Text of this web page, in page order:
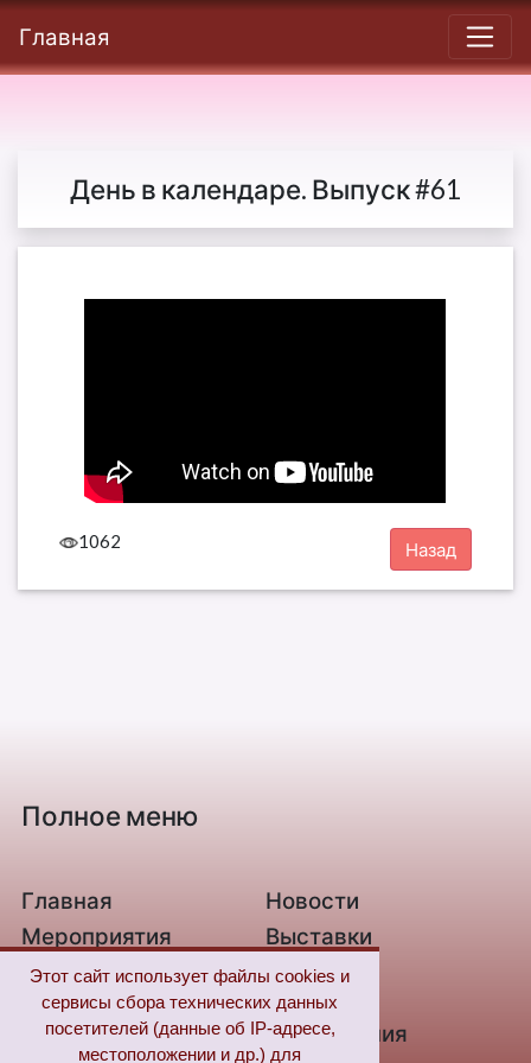
Главная
День в календаре. Выпуск #61
1062
Этот сайт использует файлы cookies и
сервисы сбора технических данных
посетителей (данные об IP-адресе,
местоположении и др.) для
Полное меню
Главная
Новости
Мероприятия
Выставки
О библиотеке
Контакты
Связь с нами
Новые
поступления